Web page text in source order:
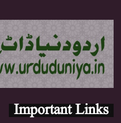
Important Links